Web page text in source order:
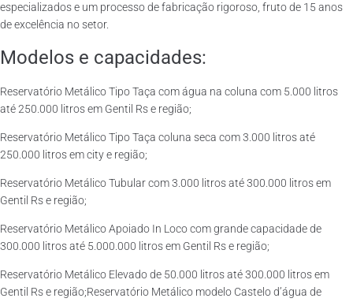
especializados e um processo de fabricação rigoroso, fruto de 15 anos
de excelência no setor.
Modelos e capacidades:
Reservatório Metálico Tipo Taça com água na coluna com 5.000 litros
até 250.000 litros em Gentil Rs e região;
Reservatório Metálico Tipo Taça coluna seca com 3.000 litros até
250.000 litros em city e região;
Reservatório Metálico Tubular com 3.000 litros até 300.000 litros em
Gentil Rs e região;
Reservatório Metálico Apoiado In Loco com grande capacidade de
300.000 litros até 5.000.000 litros em Gentil Rs e região;
Reservatório Metálico Elevado de 50.000 litros até 300.000 litros em
Gentil Rs e região;Reservatório Metálico modelo Castelo d’água de